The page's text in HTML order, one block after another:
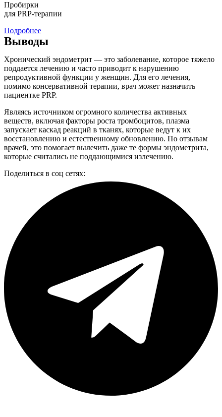
Пробирки
для PRP-терапии
Подробнее
Выводы
Хронический эндометрит — это заболевание, которое тяжело
поддается лечению и часто приводит к нарушению
репродуктивной функции у женщин. Для его лечения,
помимо консервативной терапии, врач может назначить
пациентке PRP.
Являясь источником огромного количества активных
веществ, включая факторы роста тромбоцитов, плазма
запускает каскад реакций в тканях, которые ведут к их
восстановлению и естественному обновлению. По отзывам
врачей, это помогает вылечить даже те формы эндометрита,
которые считались не поддающимися излечению.
Поделиться в соц сетях: